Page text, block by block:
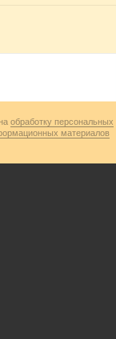
обработку персональных
материалов